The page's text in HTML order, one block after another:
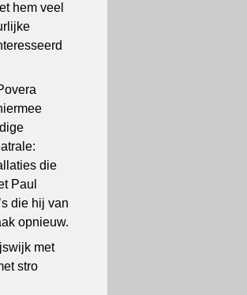
hem veel
die
Paul
die hij van
opnieuw.
met
stro